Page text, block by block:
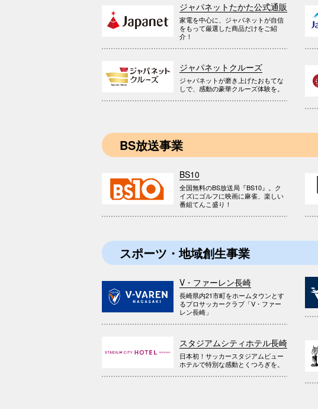
ジャパネットたかた公式通販
家電を中心に、ジャパネットが自信
をもって厳選した商品だけをご紹
介！
ジャパネットクルーズ
ジャパネットが磨き上げたおもてな
しで、感動の豪華クルーズ体験を。
BS放送事業
BS10
全国無料のBS放送局『BS10』。ク
イズにゴルフに映画に麻雀、楽しい
番組てんこ盛り！
スポーツ・地域創生事業
V・ファーレン長崎
長崎県内21市町をホームタウンとす
るプロサッカークラブ「V・ファー
レン長崎」
スタジアムシティホテル長崎
日本初！サッカースタジアムビュー
ホテルで特別な感動とくつろぎを。